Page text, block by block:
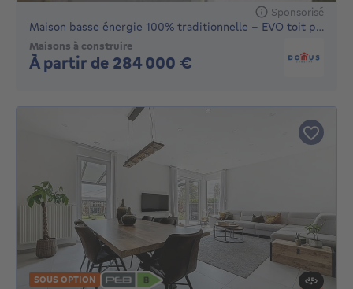
Sponsorisé
Maison basse énergie 100% traditionnelle - EVO toit plat
Maisons à construire
À partir de 284 000 €
SOUS OPTION